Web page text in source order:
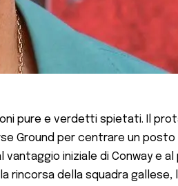
pure e verdetti spietati. Il
Ground per centrare un
iniziale di Conway e
della squadra gallese,